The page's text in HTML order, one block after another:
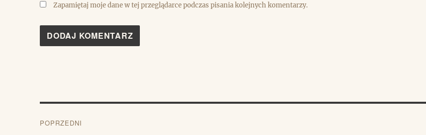
Zapamiętaj moje dane w tej przeglądarce podczas pisania kolejnych komentarzy.
POPRZEDNI